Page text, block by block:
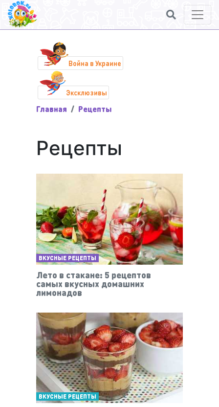
Война в Украине
Эксклюзивы
Главная Рецепты
Рецепты
ВКУСНЫЕ РЕЦЕПТЫ
Лето в стакане: 5 рецептов
самых вкусных домашних
лимонадов
ВКУСНЫЕ РЕЦЕПТЫ